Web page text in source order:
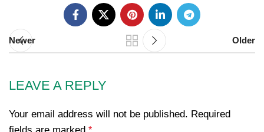
Newer Older
LEAVE A REPLY
Your email address will not be published. Required
fields are marked *